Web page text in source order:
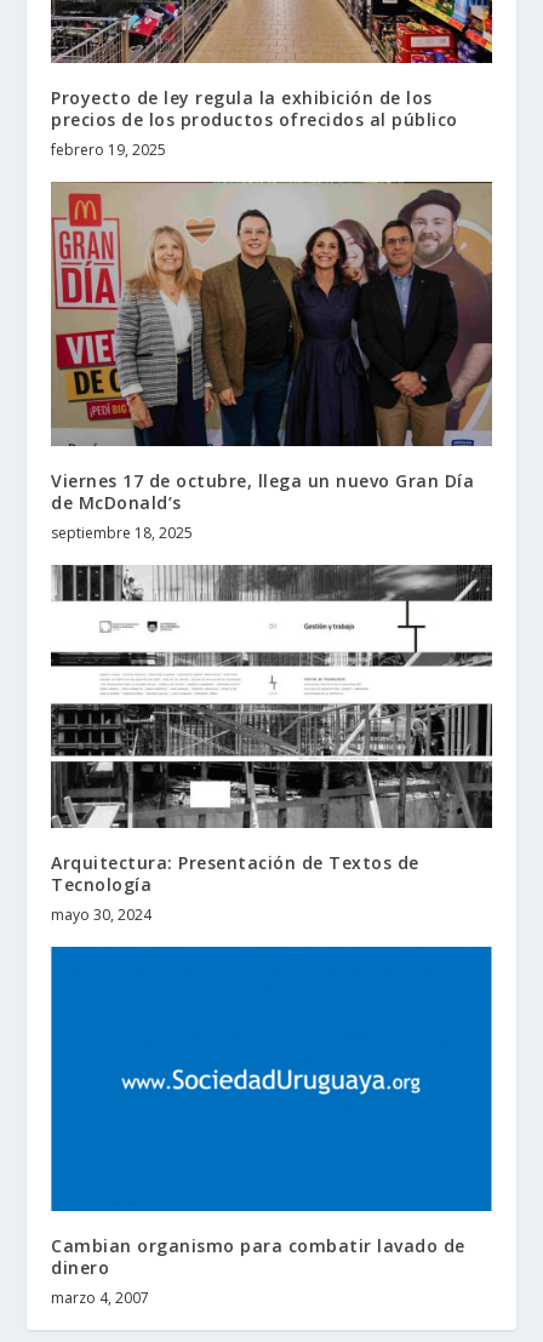
Proyecto de ley regula la exhibición de los
precios de los productos ofrecidos al público
febrero 19, 2025
Viernes 17 de octubre, llega un nuevo Gran Día
de McDonald’s
septiembre 18, 2025
Arquitectura: Presentación de Textos de
Tecnología
mayo 30, 2024
Cambian organismo para combatir lavado de
dinero
marzo 4, 2007